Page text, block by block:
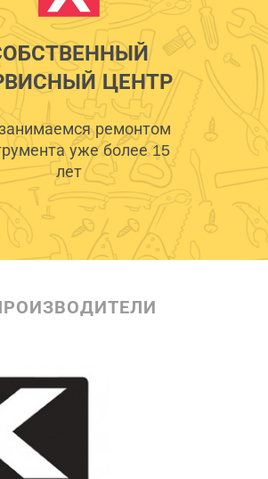
ЦЕНТР
ремонтом
уже более 15
лет